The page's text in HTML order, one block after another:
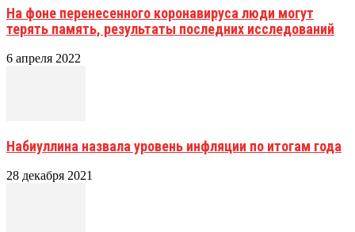
На фоне перенесенного коронавируса люди могут
терять память, результаты последних исследований
6 апреля 2022
Набиуллина назвала уровень инфляции по итогам года
28 декабря 2021